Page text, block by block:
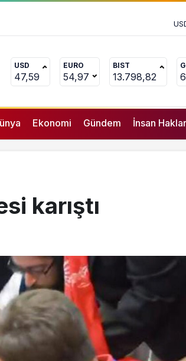
USD
47,59
EURO
54,97
BIST
13.798,82
Ekonomi Gündem İnsan
karıştı
İstifa
Çakır’dan
“Yörük
adamların
ifade